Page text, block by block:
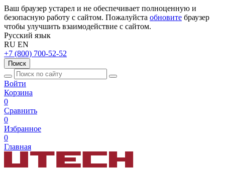
Ваш браузер устарел и не обеспечивает полноценную и
безопасную работу с сайтом. Пожалуйста обновите браузер
чтобы улучшить взаимодействие с сайтом.
Русский язык
RU EN
+7 (800) 700-52-52
Поиск
Войти
Корзина
0
Сравнить
0
Избранное
0
Главная